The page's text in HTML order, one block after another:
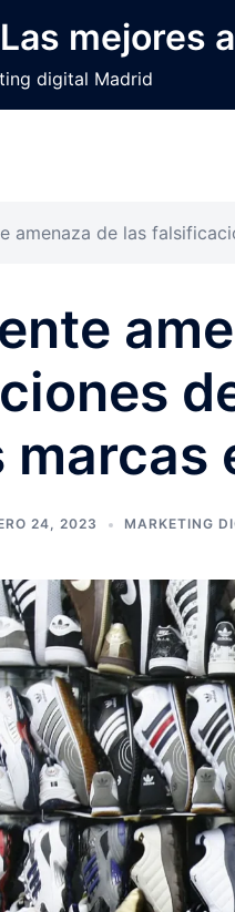
mejores
digital Madrid
amenaza de las
24, 2023 MARKETING